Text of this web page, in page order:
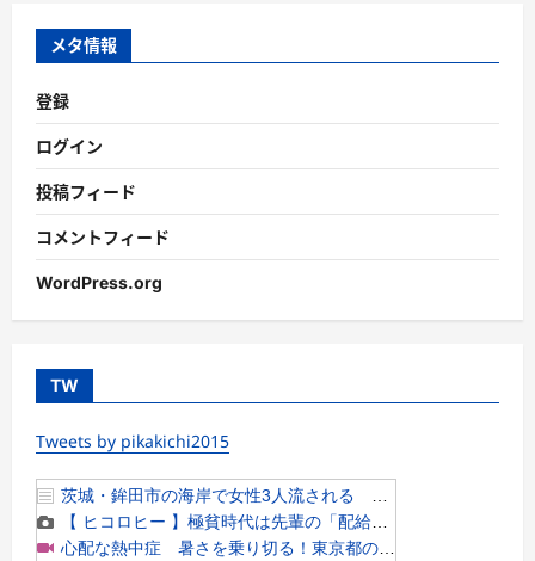
ー
メタ情報
登録
ログイン
投稿フィード
コメントフィード
WordPress.org
TW
Tweets by pikakichi2015